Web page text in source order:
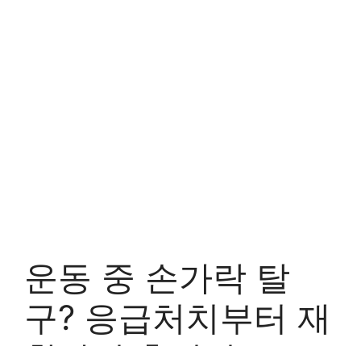
운동 중 손가락 탈
구? 응급처치부터 재